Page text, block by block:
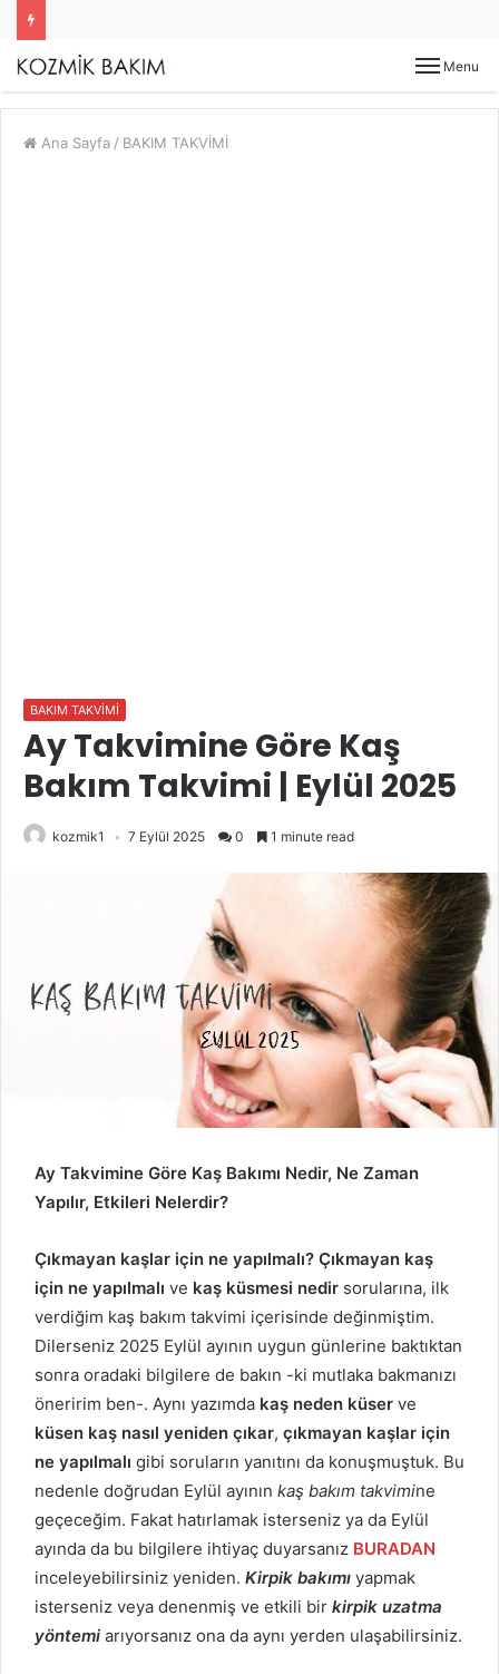
Menu
Ana Sayfa / BAKIM TAKVİMİ
BAKIM TAKVİMİ
Ay Takvimine Göre Kaş
Bakım Takvimi | Eylül 2025
kozmik1 7 Eylül 2025 0 1 minute read
Ay Takvimine Göre Kaş Bakımı Nedir, Ne Zaman
Yapılır, Etkileri Nelerdir?
Çıkmayan kaşlar için ne yapılmalı? Çıkmayan kaş
için ne yapılmalı ve kaş küsmesi nedir sorularına, ilk
verdiğim kaş bakım takvimi içerisinde değinmiştim.
Dilerseniz 2025 Eylül ayının uygun günlerine baktıktan
sonra oradaki bilgilere de bakın -ki mutlaka bakmanızı
öneririm ben-. Aynı yazımda kaş neden küser ve
küsen kaş nasıl yeniden çıkar, çıkmayan kaşlar için
ne yapılmalı gibi soruların yanıtını da konuşmuştuk. Bu
nedenle doğrudan Eylül ayının kaş bakım takvimine
geçeceğim. Fakat hatırlamak isterseniz ya da Eylül
ayında da bu bilgilere ihtiyaç duyarsanız BURADAN
inceleyebilirsiniz yeniden. Kirpik bakımı yapmak
isterseniz veya denenmiş ve etkili bir kirpik uzatma
yöntemi arıyorsanız ona da aynı yerden ulaşabilirsiniz.